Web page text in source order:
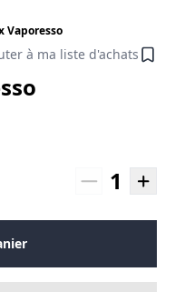
Vaporesso
à ma liste d'achats
1